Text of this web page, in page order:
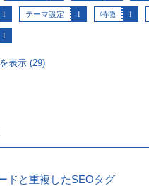
1 テーマ設定 1 特徴 1
1
表示 (29)
ドと重複したSEOタグ